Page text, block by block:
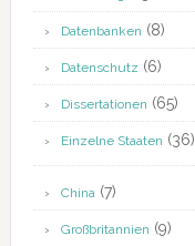
Datenbanken (8)
Datenschutz (6)
Dissertationen (65)
Einzelne Staaten (36)
China(7)
Großbritannien (9)